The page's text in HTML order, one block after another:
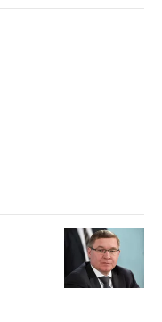
Департамент жилищно-коммунального хозяйства Москвы